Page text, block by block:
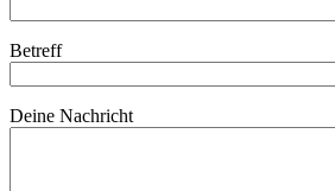
Betreff
Deine Nachricht